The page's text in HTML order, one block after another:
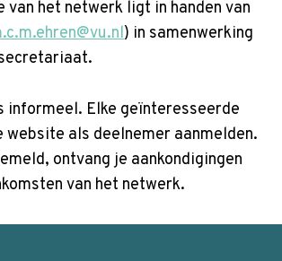
van het netwerk ligt in handen van
) in samenwerking
informeel. Elke geïnteresseerde
website als deelnemer aanmelden.
ontvang je aankondigingen
van het netwerk.